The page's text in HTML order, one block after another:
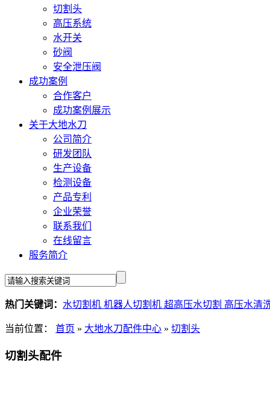
切割头
高压系统
水开关
砂阀
安全泄压阀
成功案例
合作客户
成功案例展示
关于大地水刀
公司简介
研发团队
生产设备
检测设备
产品专利
企业荣誉
联系我们
在线留言
服务简介
热门关键词： 水切割机 机器人切割机 超高压水切割 高压水清
当前位置： 首页 » 大地水刀配件中心 » 切割头
切割头配件